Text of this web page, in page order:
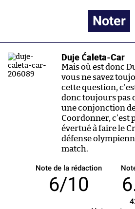
Noter
Duje Ćaleta-Car
Mais où est donc
vous ne savez
cette question,
donc toujours pas
une conjonction
Coordonner, c’est
évertué à faire le
défense
match.
Note de la rédaction
6/10